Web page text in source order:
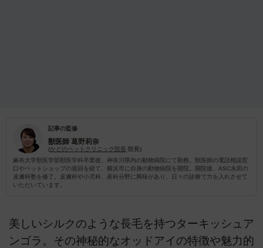
記事の監修
獣医師 葛野莉奈
(かどのペットクリニック院長 院長)
麻布大学獣医学部獣医学科卒業後、神奈川県内の動物病院にて勤務。獣医師の電話相談窓
口やペットショップの巡回を経て、横浜市に自身の動物病院を開院。開院後、ASC永田の
皮膚科塾を修了。皮膚科や小児科、産科分野に興味があり、日々の診療で力を入れさせて
いただいています。
美しいシルクのような長毛を持つターキッシュア
ンゴラ。その神秘的なオッドアイの特徴や魅力的